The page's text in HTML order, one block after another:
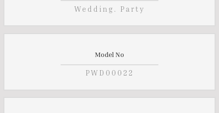
Wedding. Party
Model No
PWD00022